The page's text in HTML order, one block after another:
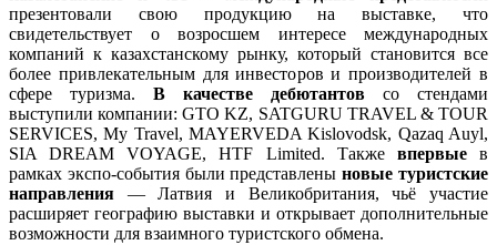
презентовали свою продукцию на выставке, что
свидетельствует о возросшем интересе международных
компаний к казахстанскому рынку, который становится все
более привлекательным для инвесторов и производителей в
сфере туризма. В качестве дебютантов со стендами
выступили компании: GTO KZ, SATGURU TRAVEL & TOUR
SERVICES, My Travel, MAYERVEDA Kislovodsk, Qazaq Auyl,
SIA DREAM VOYAGE, HTF Limited. Также впервыев
рамках экспо-события были представленыновые туристские
направления — Латвия и Великобритания, чьё участие
расширяет географию выставки и открывает дополнительные
возможности для взаимного туристского обмена.